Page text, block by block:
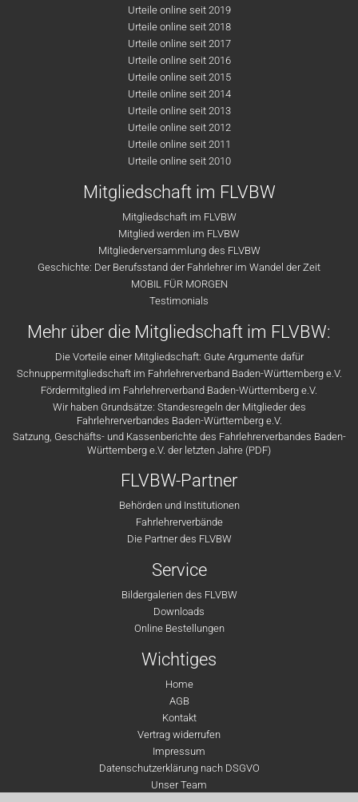
Urteile online seit 2019
Urteile online seit 2018
Urteile online seit 2017
Urteile online seit 2016
Urteile online seit 2015
Urteile online seit 2014
Urteile online seit 2013
Urteile online seit 2012
Urteile online seit 2011
Urteile online seit 2010
Mitgliedschaft im FLVBW
Mitgliedschaft im FLVBW
Mitglied werden im FLVBW
Mitgliederversammlung des FLVBW
Geschichte: Der Berufsstand der Fahrlehrer im Wandel der Zeit
MOBIL FÜR MORGEN
Testimonials
Mehr über die Mitgliedschaft im FLVBW:
Die Vorteile einer Mitgliedschaft: Gute Argumente dafür
Schnuppermitgliedschaft im Fahrlehrerverband Baden-Württemberg e.V.
Fördermitglied im Fahrlehrerverband Baden-Württemberg e.V.
Wir haben Grundsätze: Standesregeln der Mitglieder des
Fahrlehrerverbandes Baden-Württemberg e.V.
Satzung, Geschäfts- und Kassenberichte des Fahrlehrerverbandes Baden-
Württemberg e.V. der letzten Jahre (PDF)
FLVBW-Partner
Behörden und Institutionen
Fahrlehrerverbände
Die Partner des FLVBW
Service
Bildergalerien des FLVBW
Downloads
Online Bestellungen
Wichtiges
Home
AGB
Kontakt
Vertrag widerrufen
Impressum
Datenschutzerklärung nach DSGVO
Unser Team